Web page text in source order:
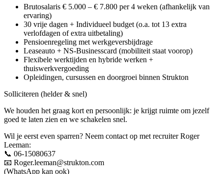
Brutosalaris € 5.000 – € 7.800 per 4 weken (afhankelijk van
ervaring)
30 vrije dagen + Individueel budget (o.a. tot 13 extra
verlofdagen of extra uitbetaling)
Pensioenregeling met werkgeversbijdrage
Leaseauto + NS-Businesscard (mobiliteit staat voorop)
Flexibele werktijden en hybride werken +
thuiswerkvergoeding
Opleidingen, cursussen en doorgroei binnen Strukton
Solliciteren (helder & snel)
We houden het graag kort en persoonlijk: je krijgt ruimte om jezelf
goed te laten zien en we schakelen snel.
Wil je eerst even sparren? Neem contact op met recruiter Roger
Leeman:
📞 06-15080637
📧 Roger.leeman@strukton.com
(WhatsApp kan ook)